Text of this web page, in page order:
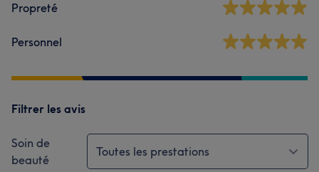
Propreté
Personnel
Filtrer les avis
Soin de
beauté
Toutes les prestations